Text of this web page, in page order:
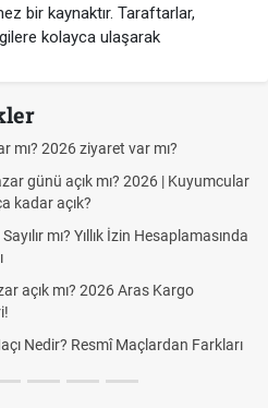
bir kaynaktır. Taraftarlar,
kolayca ulaşarak
mı? 2026 ziyaret var mı?
günü açık mı? 2026 | Kuyumcular
kadar açık?
mı? Yıllık İzin Hesaplamasında
açık mı? 2026 Aras Kargo
Nedir? Resmî Maçlardan Farkları